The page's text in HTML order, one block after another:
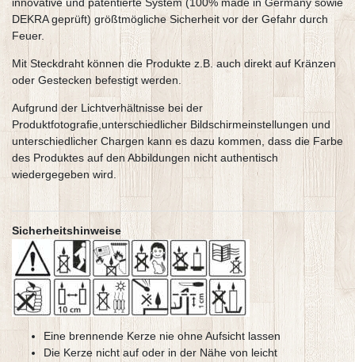
DEKRA geprüft) größtmögliche Sicherheit vor der Gefahr durch
Feuer.
Mit Steckdraht können die Produkte z.B. auch direkt auf Kränzen
oder Gestecken befestigt werden.
Aufgrund der Lichtverhältnisse bei der
Produktfotografie,unterschiedlicher Bildschirmeinstellungen und
unterschiedlicher Chargen kann es dazu kommen, dass die Farbe
des Produktes auf den Abbildungen nicht authentisch
wiedergegeben wird.
Sicherheitshinweise
Eine brennende Kerze nie ohne Aufsicht lassen
Die Kerze nicht auf oder in der Nähe von leicht